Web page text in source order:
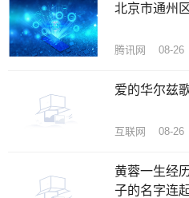
北京市通州
腾讯网 08-26
爱的华尔兹
互联网 08-26
黄蓉一生经
子的名字连